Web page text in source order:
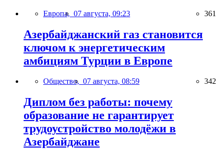
Европа, 07 августа, 09:23 361
Азербайджанский газ становится
ключом к энергетическим
амбициям Турции в Европе
Общество, 07 августа, 08:59 342
Диплом без работы: почему
образование не гарантирует
трудоустройство молодёжи в
Азербайджане